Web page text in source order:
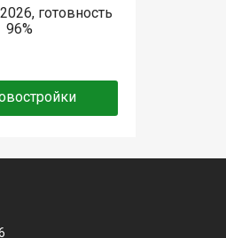
готовность
96%